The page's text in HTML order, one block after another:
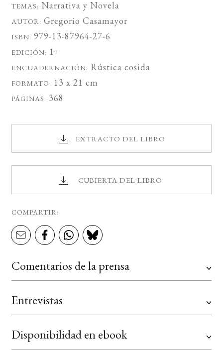
TEMAS: Narrativa y Novela
AUTOR: Gregorio Casamayor
ISBN: 979-13-87964-27-6
EDICIÓN: 1ª
ENCUADERNACIÓN: Rústica cosida
FORMATO: 13 x 21 cm
PÁGINAS: 368
EXTRACTO DEL LIBRO
CUBIERTA DEL LIBRO
COMPARTIR:
Comentarios de la prensa
Entrevistas
Disponibilidad en ebook